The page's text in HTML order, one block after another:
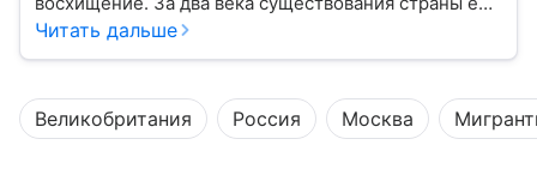
площадь увеличилась с 15 миллионов квадратных
Российская империя стала страной с самой
большой территорией в мире. С ее мощью были
вынуждены считаться самые сильные страны мира:
Читать дальше
Великобритания Россия Москва